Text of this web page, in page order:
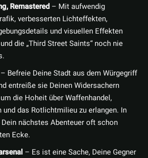
Remastered– Mit aufwendig
verbesserten Lichteffekten,
und visuellen Effekten
die „Third Street Saints“ noch nie
Befreie Deine Stadt aus dem Würgegriff
entreiße sie Deinen Widersachern
die Hoheit über Waffenhandel,
und das Rotlichtmilieu zu erlangen. In
nächstes Abenteuer oft schon
Ecke.
– Es ist eine Sache, Deine Gegner